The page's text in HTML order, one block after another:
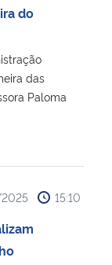
do
das
Paloma
15:10